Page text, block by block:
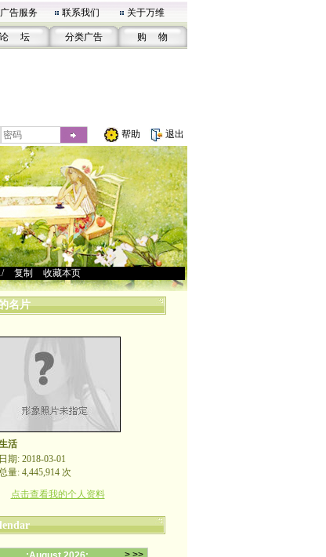
广告服务 联系我们 关于万维
论 坛 分类广告 购 物
帮助 退出
> 复制 收藏本页
名片
活
期: 2018-03-01
量: 4,445,914 次
点击查看我的个人资料